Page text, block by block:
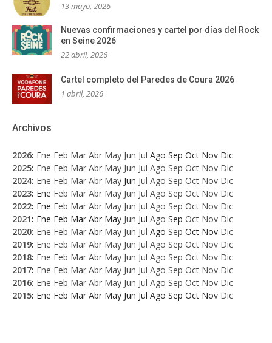
13 mayo, 2026
Nuevas confirmaciones y cartel por días del Rock
en Seine 2026
22 abril, 2026
Cartel completo del Paredes de Coura 2026
1 abril, 2026
Archivos
2026: Ene Feb Mar Abr May Jun Jul Ago Sep Oct Nov Dic
2025: Ene Feb Mar Abr May Jun Jul Ago Sep Oct Nov Dic
2024: Ene Feb Mar Abr May Jun Jul Ago Sep Oct Nov Dic
2023: Ene Feb Mar Abr May Jun Jul Ago Sep Oct Nov Dic
2022: Ene Feb Mar Abr May Jun Jul Ago Sep Oct Nov Dic
2021: Ene Feb Mar Abr May Jun Jul Ago Sep Oct Nov Dic
2020: Ene Feb Mar Abr May Jun Jul Ago Sep Oct Nov Dic
2019: Ene Feb Mar Abr May Jun Jul Ago Sep Oct Nov Dic
2018: Ene Feb Mar Abr May Jun Jul Ago Sep Oct Nov Dic
2017: Ene Feb Mar Abr May Jun Jul Ago Sep Oct Nov Dic
2016: Ene Feb Mar Abr May Jun Jul Ago Sep Oct Nov Dic
2015: Ene Feb Mar Abr May Jun Jul Ago Sep Oct Nov Dic